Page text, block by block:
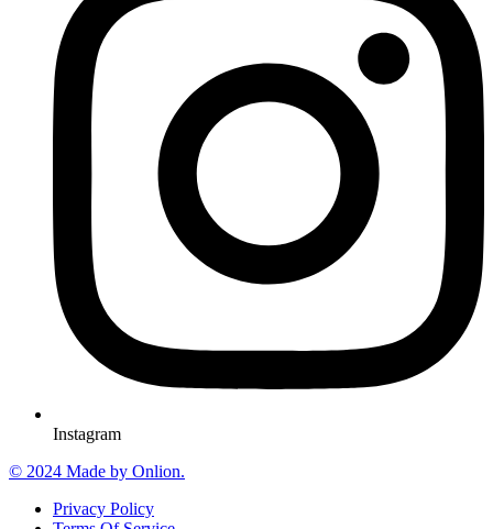
Instagram
© 2024 Made by Onlion.
Privacy Policy